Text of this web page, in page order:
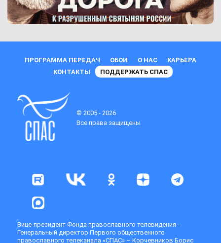
ПРОГРАММА ПЕРЕДАЧ ОБОИ О НАС
КАРЬЕРА
КОНТАКТЫ
ПОДДЕРЖАТЬ СПАС
© 2005 - 2026
Все права защищены
Вице-президент Фонда православного телевидения -
Генеральный директор Первого общественного
православного телеканала «СПАС» – Корчевников Борис